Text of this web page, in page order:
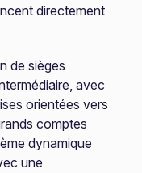
directement
de sièges
avec
orientées vers
comptes
dynamique
une